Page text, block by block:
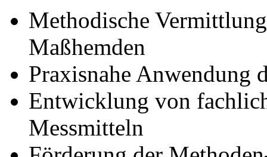
Methodische
Maßhemden
Praxisnahe Anwendung
Entwicklung von
Messmitteln